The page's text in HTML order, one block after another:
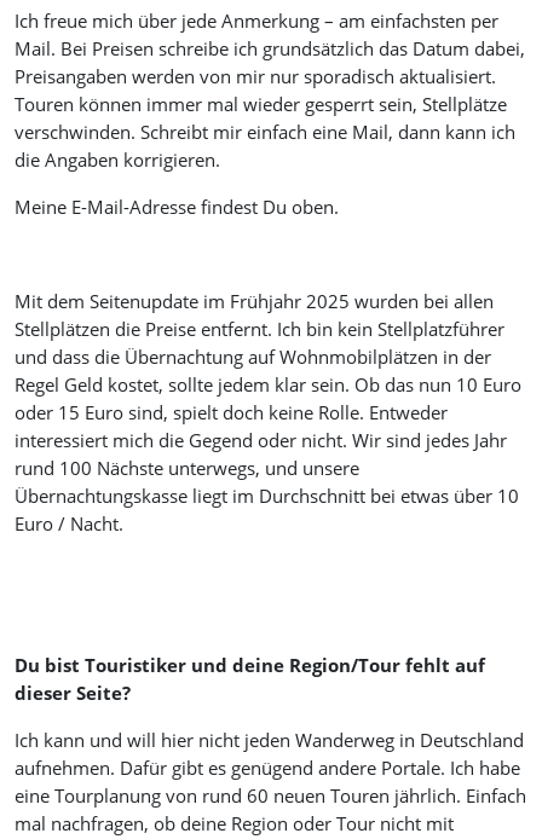
Ich freue mich über jede Anmerkung – am einfachsten per
Mail. Bei Preisen schreibe ich grundsätzlich das Datum dabei,
Preisangaben werden von mir nur sporadisch aktualisiert.
Touren können immer mal wieder gesperrt sein, Stellplätze
verschwinden. Schreibt mir einfach eine Mail, dann kann ich
die Angaben korrigieren.
Meine E-Mail-Adresse findest Du oben.
Mit dem Seitenupdate im Frühjahr 2025 wurden bei allen
Stellplätzen die Preise entfernt. Ich bin kein Stellplatzführer
und dass die Übernachtung auf Wohnmobilplätzen in der
Regel Geld kostet, sollte jedem klar sein. Ob das nun 10 Euro
oder 15 Euro sind, spielt doch keine Rolle. Entweder
interessiert mich die Gegend oder nicht. Wir sind jedes Jahr
rund 100 Nächste unterwegs, und unsere
Übernachtungskasse liegt im Durchschnitt bei etwas über 10
Euro / Nacht.
Du bist Touristiker und deine Region/Tour fehlt auf
dieser Seite?
Ich kann und will hier nicht jeden Wanderweg in Deutschland
aufnehmen. Dafür gibt es genügend andere Portale. Ich habe
eine Tourplanung von rund 60 neuen Touren jährlich. Einfach
mal nachfragen, ob deine Region oder Tour nicht mit